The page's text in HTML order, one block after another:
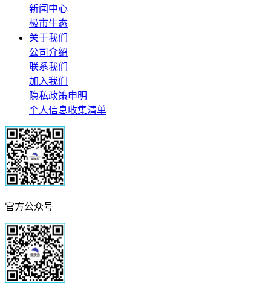
新闻中心
极市生态
关于我们
公司介绍
联系我们
加入我们
隐私政策申明
个人信息收集清单
官方公众号